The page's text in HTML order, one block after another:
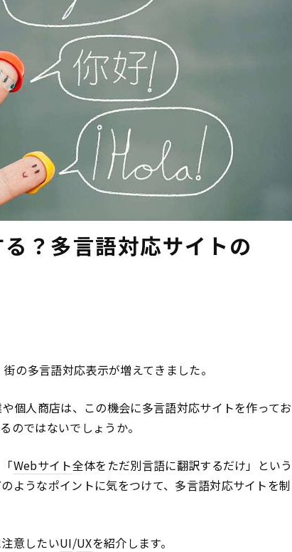
？多言語対応サイトの
の多言語対応表示が増えてきました。
個人商店は、この機会に多言語対応サイトを作ってお
のではないでしょうか。
Webサイト全体をただ別言語に翻訳するだけ」という
ようなポイントに気をつけて、多言語対応サイトを制
意したいUI/UXを紹介します。